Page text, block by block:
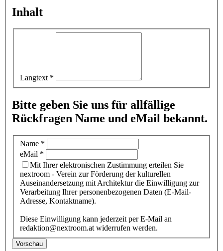
Inhalt
Langtext *
Bitte geben Sie uns für allfällige
Rückfragen Name und eMail bekannt.
Name *
eMail *
Mit Ihrer elektronischen Zustimmung erteilen Sie
nextroom - Verein zur Förderung der kulturellen
Auseinandersetzung mit Architektur die Einwilligung zur
Verarbeitung Ihrer personenbezogenen Daten (E-Mail-
Adresse, Kontaktname).
Diese Einwilligung kann jederzeit per E-Mail an
redaktion@nextroom.at widerrufen werden.
Vorschau